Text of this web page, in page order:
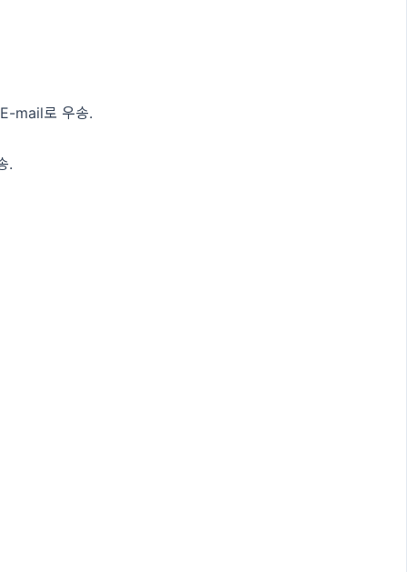
mail로 우송.
.